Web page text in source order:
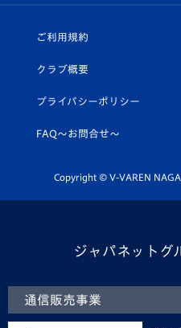
ホームタウン
平和祈念活動
ホームタウン活動
U-18
スクール
ヴィヴィくんインスタグラム
公式LINE＠
ご利用規約
クラブ概要
プライバシーポリシー
FAQ〜お問合せ〜
Copyright © V-VAREN
ジャパネットグ
通信販売事業